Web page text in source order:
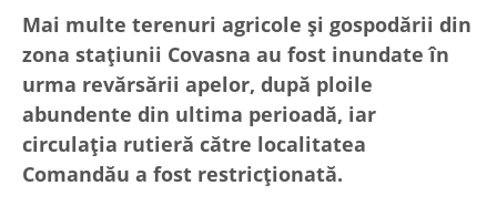
Mai multe terenuri agricole şi gospodării din
zona staţiunii Covasna au fost inundate în
urma revărsării apelor, după ploile
abundente din ultima perioadă, iar
circulaţia rutieră către localitatea
Comandău a fost restricţionată.